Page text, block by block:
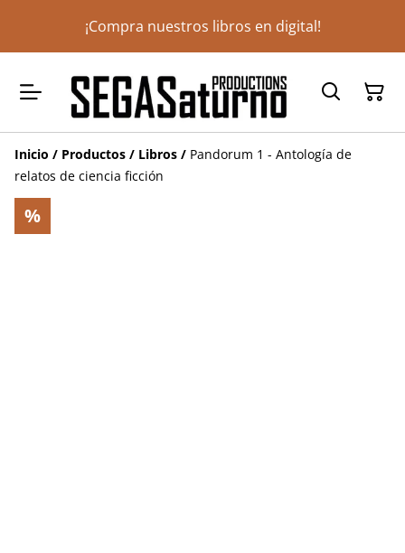
¡Compra nuestros libros en digital!
Inicio / Productos / Libros / Pandorum 1 - Antología de
relatos de ciencia ficción
%